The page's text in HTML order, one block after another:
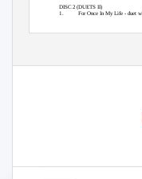
DISC 2 (DUETS II)
1. For Once In My Life - duet